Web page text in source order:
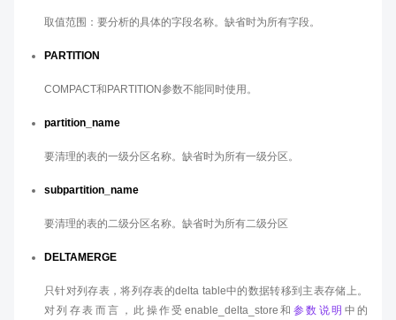
取值范围：要分析的具体的字段名称。缺省时为所有字段。
PARTITION
COMPACT和PARTITION参数不能同时使用。
partition_name
要清理的表的一级分区名称。缺省时为所有一级分区。
subpartition_name
要清理的表的二级分区名称。缺省时为所有二级分区
DELTAMERGE
只针对列存表，将列存表的delta table中的数据转移到主表存储上。
对列存表而言，此操作受enable_delta_store和 参数说明 中的